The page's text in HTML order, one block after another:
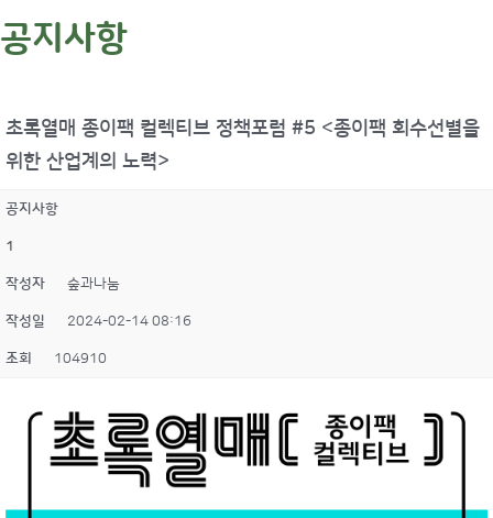
공지사항
초록열매 종이팩 컬렉티브 정책포럼 #5 <종이팩 회수선별을
위한 산업계의 노력>
공지사항
1
작성자 숲과나눔
작성일 2024-02-14 08:16
조회 104910